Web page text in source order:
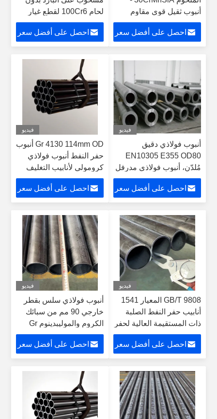
أنبوب ثقيل قوي مقاوم
للتآكل مع ضغوط حلقة
متبقية منخفضة
احصل على أفضل سعر
لحام 100Cr6 لقطع غيار
السيارات والمحركات
احصل على أفضل سعر
فيديو
أنبوب فولاذي دقيق
EN10305 E355 OD80
مُلدّن، أنبوب فولاذي مدرفل
على البارد
احصل على أفضل سعر
فيديو
Gr 4130 114mm OD أنبوب
حفر النفط أنبوب فولاذي
كرومولي لأنابيب التغليف
غير الملحومة
احصل على أفضل سعر
فيديو
GB/T 9808 المعيار 1541
أنابيب حفر النفط الصلبة
ذات المستقيمة العالية لحفر
الآبار الموثوق بها
احصل على أفضل سعر
فيديو
أنبوب فولاذي سلس بقطر
خارجي 90 مم من سبائك
الكروم والموليبدينوم Gr
4130 لأنابيب الحفر وأنابيب
الغلاف في آبار النفط
احصل على أفضل سعر